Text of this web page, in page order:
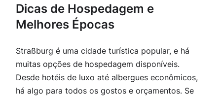
Dicas de Hospedagem e
Melhores Épocas
Straßburg é uma cidade turística popular, e há
muitas opções de hospedagem disponíveis.
Desde hotéis de luxo até albergues econômicos,
há algo para todos os gostos e orçamentos. Se